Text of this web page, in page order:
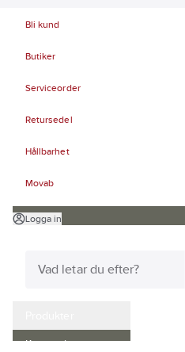
Bli kund
Butiker
Serviceorder
Retursedel
Hållbarhet
Movab
Logga in
Kampanjer